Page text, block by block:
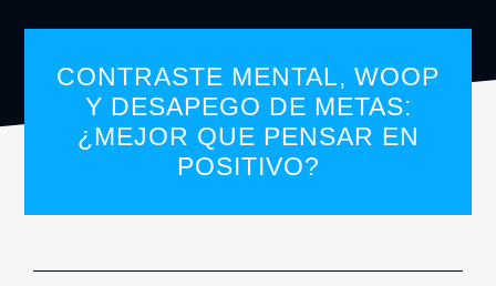
CONTRASTE MENTAL, WOOP
Y DESAPEGO DE METAS:
¿MEJOR QUE PENSAR EN
POSITIVO?